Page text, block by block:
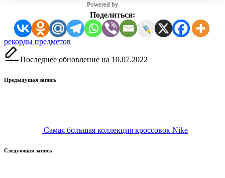
Powered by
Поделиться:
Метки:
рекорды предметов
Последнее обновление на 10.07.2022
Навигация
Предыдущая запись
Самая большая коллекция кроссовок Nike
Следующая запись